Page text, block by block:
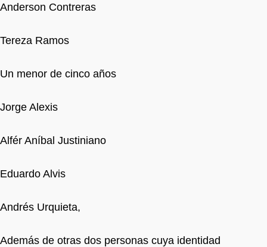
Anderson Contreras
Tereza Ramos
Un menor de cinco años
Jorge Alexis
Alfér Aníbal Justiniano
Eduardo Alvis
Andrés Urquieta,
Además de otras dos personas cuya identidad